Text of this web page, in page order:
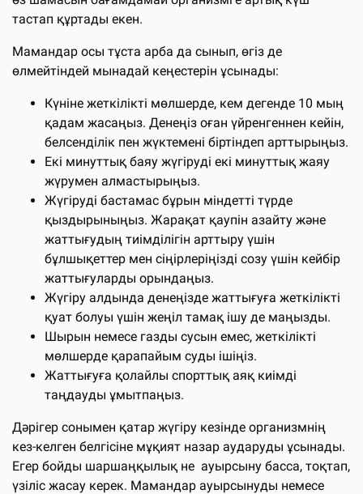
тастап құртады екен.
Мамандар осы тұста арба да сынып, өгіз де
өлмейтіндей мынадай кеңестерін ұсынады:
Күніне жеткілікті мөлшерде, кем дегенде 10 мың
қадам жасаңыз. Денеңіз оған үйренгеннен кейін,
белсенділік пен жүктемені біртіндеп арттырыңыз.
Екі минуттық баяу жүгіруді екі минуттық жаяу
жүрумен алмастырыңыз.
Жүгіруді бастамас бұрын міндетті түрде
қыздырыныңыз. Жарақат қаупін азайту және
жаттығудың тиімділігін арттыру үшін
бұлшықеттер мен сіңірлеріңізді созу үшін кейбір
жаттығуларды орындаңыз.
Жүгіру алдында денеңізде жаттығуға жеткілікті
қуат болуы үшін жеңіл тамақ ішу де маңызды.
Шырын немесе газды сусын емес, жеткілікті
мөлшерде қарапайым суды ішіңіз.
Жаттығуға қолайлы спорттық аяқ киімді
таңдауды ұмытпаңыз.
Дәрігер сонымен қатар жүгіру кезінде организмнің
кез-келген белгісіне мұқият назар аударуды ұсынады.
Егер бойды шаршаңқылық не ауырсыну басса, тоқтап,
үзіліс жасау керек. Мамандар ауырсынуды немесе